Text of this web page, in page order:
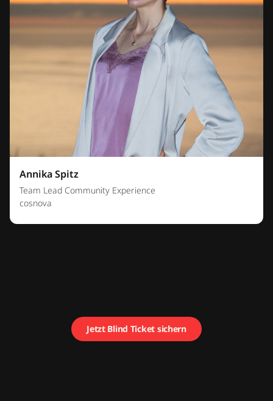
Annika Spitz
Team Lead Community Experience
cosnova
Jetzt Blind Ticket sichern